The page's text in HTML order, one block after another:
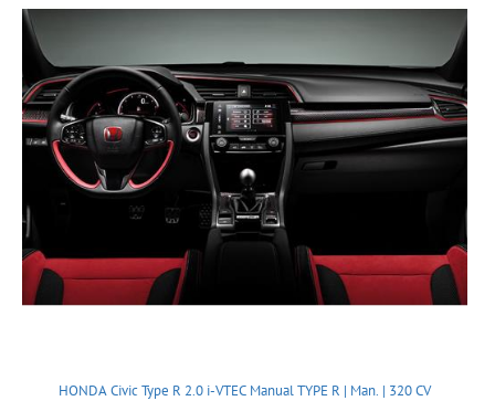
HONDA Civic Type R 2.0 i-VTEC Manual TYPE R | Man. | 320 CV